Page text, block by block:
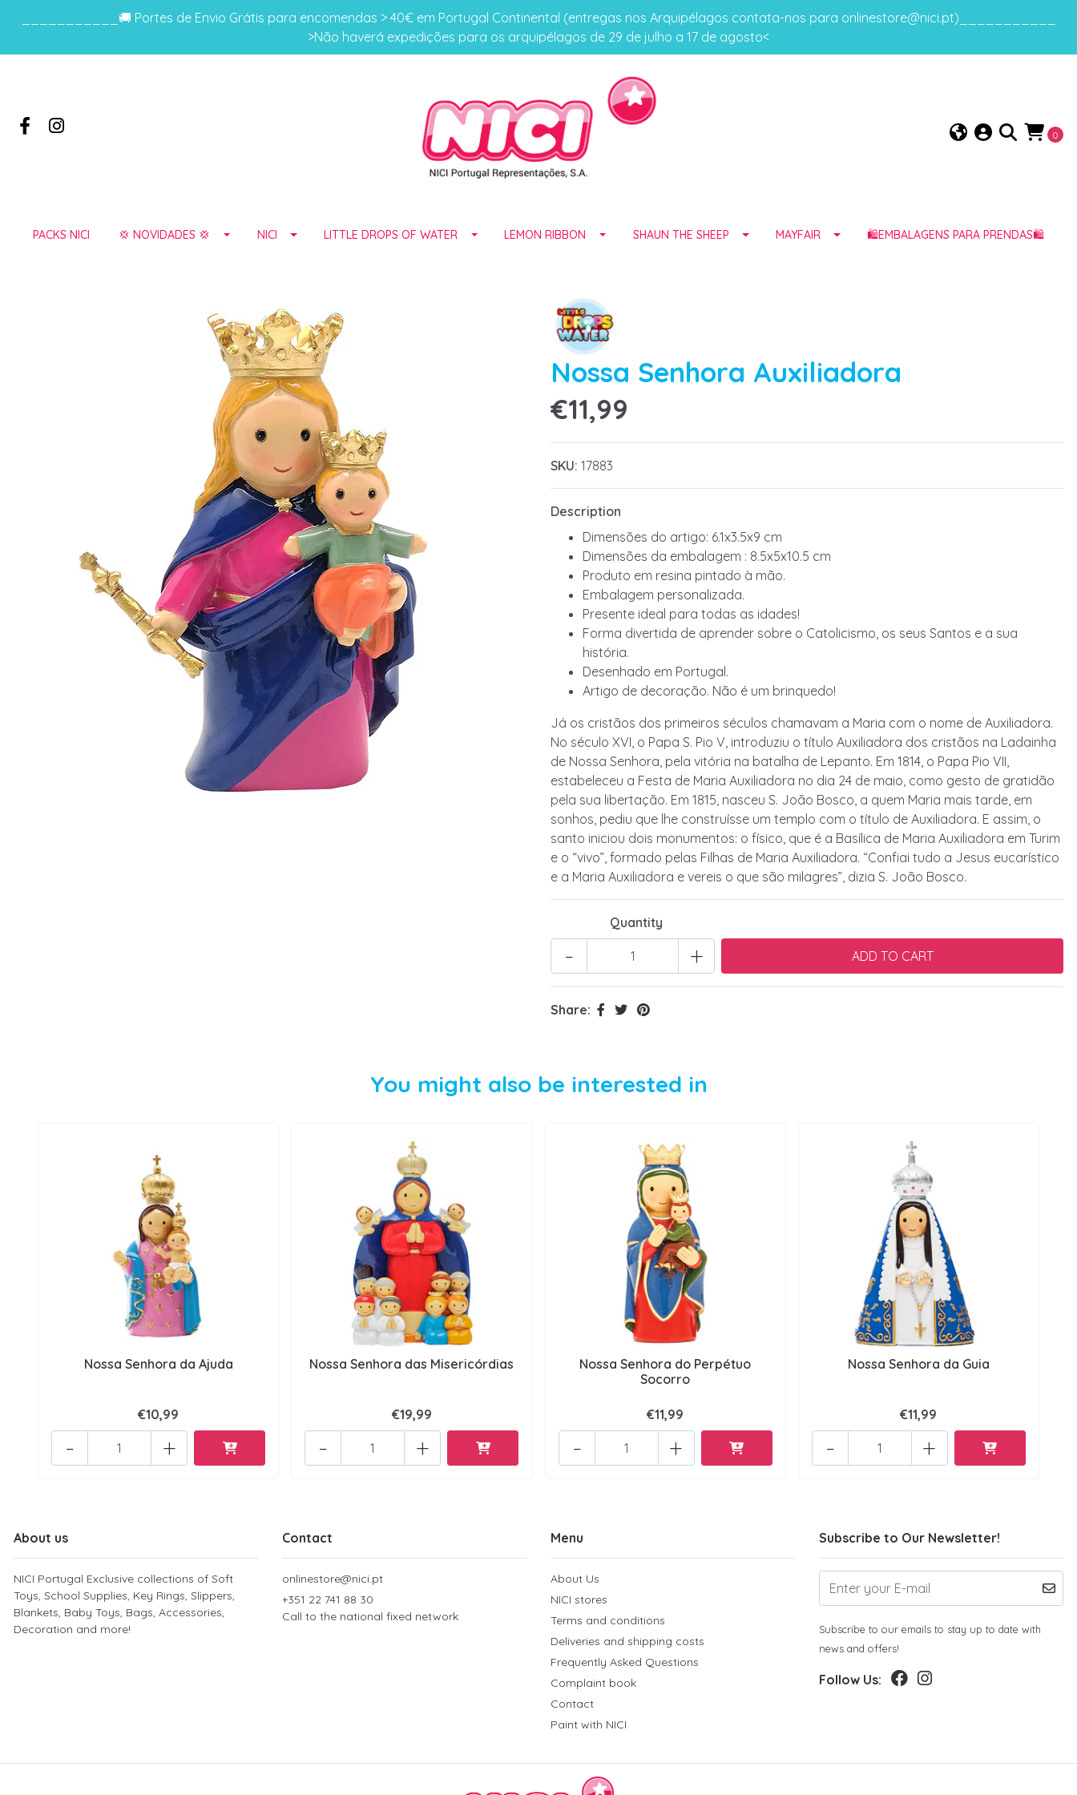
___________🚚 Portes de Envio Grátis para encomendas > 40€ em Portugal Continental (entregas nos Arquipélagos contata-nos para onlinestore@nici.pt)___________
>Não haverá expedições para os arquipélagos de 29 de julho a 17 de agosto<
0
PACKS NICI 💢 NOVIDADES 💢 NICI LITTLE DROPS OF WATER LEMON RIBBON SHAUN THE SHEEP MAYFAIR 🛍️EMBALAGENS PARA PRENDAS🛍️
Nossa Senhora Auxiliadora
€11,99
SKU: 17883
Description
Dimensões do artigo: 6.1x3.5x9 cm
Dimensões da embalagem : 8.5x5x10.5 cm
Produto em resina pintado à mão.
Embalagem personalizada.
Presente ideal para todas as idades!
Forma divertida de aprender sobre o Catolicismo, os seus Santos e a sua
história.
Desenhado em Portugal.
Artigo de decoração. Não é um brinquedo!
Já os cristãos dos primeiros séculos chamavam a Maria com o nome de Auxiliadora.
No século XVI, o Papa S. Pio V, introduziu o título Auxiliadora dos cristãos na Ladainha
de Nossa Senhora, pela vitória na batalha de Lepanto. Em 1814, o Papa Pio VII,
estabeleceu a Festa de Maria Auxiliadora no dia 24 de maio, como gesto de gratidão
pela sua libertação. Em 1815, nasceu S. João Bosco, a quem Maria mais tarde, em
sonhos, pediu que lhe construísse um templo com o título de Auxiliadora. E assim, o
santo iniciou dois monumentos: o físico, que é a Basílica de Maria Auxiliadora em Turim
e o “vivo”, formado pelas Filhas de Maria Auxiliadora. “Confiai tudo a Jesus eucarístico
e a Maria Auxiliadora e vereis o que são milagres”, dizia S. João Bosco.
Quantity
+
-
Share:
You might also be interested in
Nossa Senhora da Ajuda
€10,99
+
-
Nossa Senhora das Misericórdias
€19,99
+
-
Nossa Senhora do Perpétuo
Socorro
€11,99
+
-
Nossa Senhora da Guia
€11,99
+
-
About us
NICI Portugal Exclusive collections of Soft
Toys, School Supplies, Key Rings, Slippers,
Blankets, Baby Toys, Bags, Accessories,
Decoration and more!
Contact
onlinestore@nici.pt
+351 22 741 88 30
Call to the national fixed network
Menu
About Us
NICI stores
Terms and conditions
Deliveries and shipping costs
Frequently Asked Questions
Complaint book
Contact
Paint with NICI
Subscribe to Our Newsletter!
Subscribe to our emails to stay up to date with
news and offers!
Follow Us: